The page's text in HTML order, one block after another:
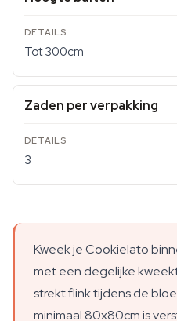
Tot 300cm
Zaden per verpakking
3
Kweek je Cookielato
met een degelijke
strekt flink tijdens de
minimaal 80x80cm is